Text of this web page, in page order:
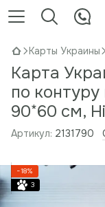
Карты Украины
Карта
по
90*60 см, Ні
Артикул: 2131790
−18%
3